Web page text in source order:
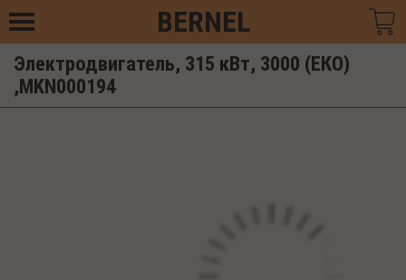
BERNEL
Электродвигатель, 315 кВт, 3000 (ЕКО)
,MKN000194